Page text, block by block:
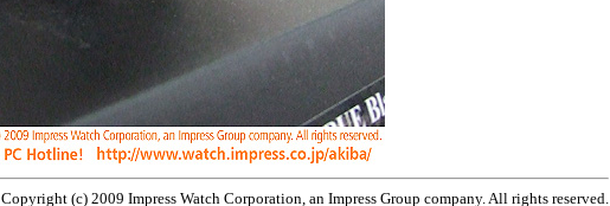
Copyright (c) 2009 Impress Watch Corporation, an Impress Group company. All rights reserved.